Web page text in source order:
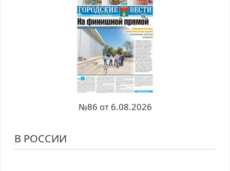
№86 от 6.08.2026
В РОССИИ